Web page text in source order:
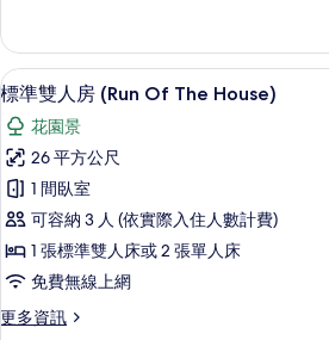
相
片
四
人
房
詳
情
顯
示
標
準
雙
人
房
(Run
Of
免費迷
8
標準雙人房 (Run Of The House)
花園景
26 平方公尺
1 間臥室
可容納 3 人 (依實際入住人數計費)
1 張標準雙人床或 2 張單人床
免費無線上網
更多資訊
更